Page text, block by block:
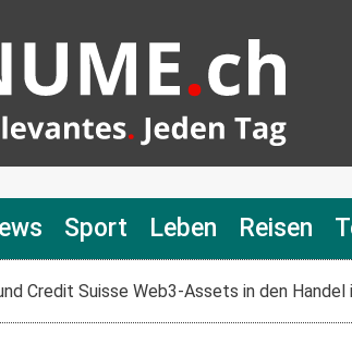
Sport Leben Reisen
Credit Suisse Web3-Assets in den Handel